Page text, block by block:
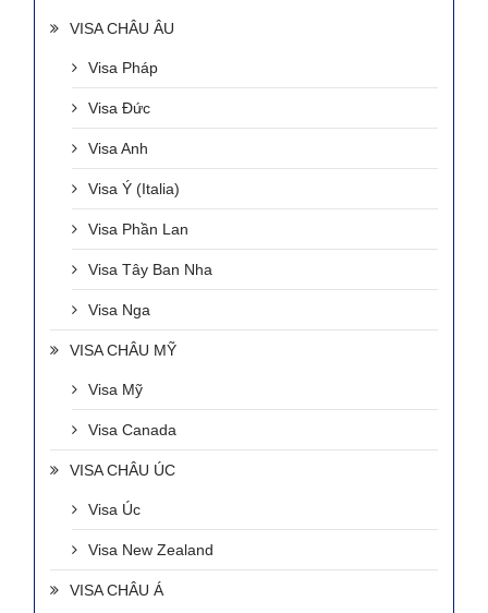
VISA CHÂU ÂU
Visa Pháp
Visa Đức
Visa Anh
Visa Ý (Italia)
Visa Phần Lan
Visa Tây Ban Nha
Visa Nga
VISA CHÂU MỸ
Visa Mỹ
Visa Canada
VISA CHÂU ÚC
Visa Úc
Visa New Zealand
VISA CHÂU Á